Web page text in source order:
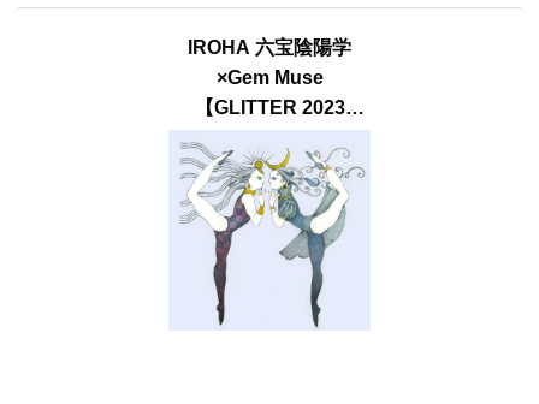
IROHA 六宝陰陽学
×Gem Muse
【GLITTER 2023
SUMMER issue】